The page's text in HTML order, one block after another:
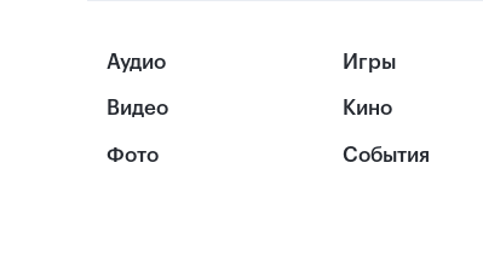
Аудио
Видео
Фото
Игры
Кино
События